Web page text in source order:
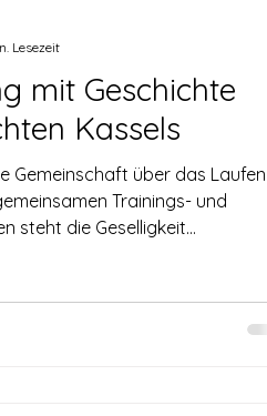
mit Geschichte
Kassels
Gemeinschaft über das Laufen
Trainings- und
steht die Geselligkeit...
Lesezeit